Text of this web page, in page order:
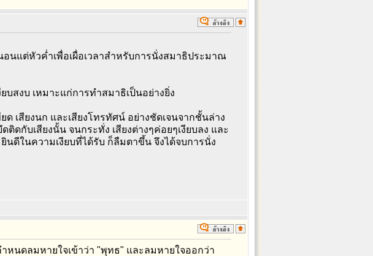
นแต่หัวค่ำเพื่อเผื่อเวลาสำหรับการนั่งสมาธิประมาณ
สงบ เหมาะแก่การทำสมาธิเป็นอย่างยิ่ง
ด เสียงนก และเสียงโทรทัศน์ อย่างชัดเจนจากชั้นล่าง
ติดกับเสียงนั้น จนกระทั่ง เสียงต่างๆค่อยๆเงียบลง และ
นดีในความเงียบที่ได้รับ ก็ลืมตาขึ้น จึงได้จบการนั่ง
หนดลมหายใจเข้าว่า "พุทธ" และลมหายใจออกว่า